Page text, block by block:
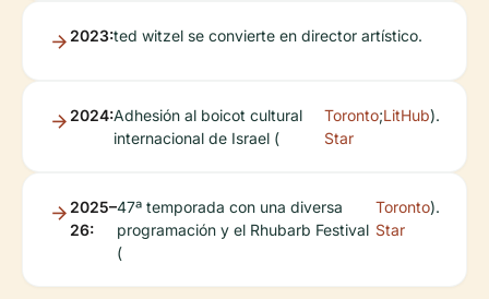
2023:ted witzel se convierte en director artístico.
2024:Adhesión al boicot cultural
internacional de Israel (
Toronto
Star
;LitHub).
2025–
26:
47ª temporada con una diversa
programación y el Rhubarb Festival
(
Toronto
Star
).